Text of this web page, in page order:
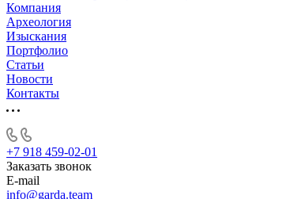
Компания
Археология
Изыскания
Портфолио
Статьи
Новости
Контакты
+7 918 459-02-01
Заказать звонок
E-mail
info@garda.team